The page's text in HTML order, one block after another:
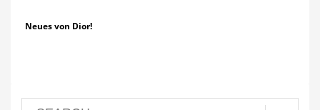
Neues von Dior!